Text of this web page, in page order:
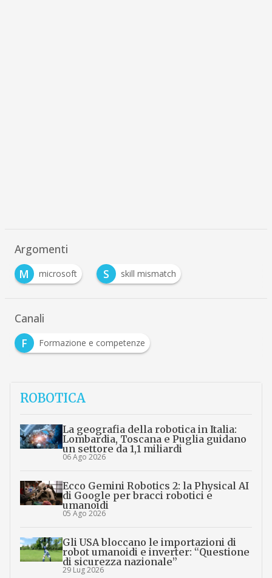
Argomenti
M
microsoft S skill mismatch
Canali
F
Formazione e competenze
ROBOTICA
La geografia della robotica in Italia:
Lombardia, Toscana e Puglia guidano
un settore da 1,1 miliardi
06 Ago 2026
Ecco Gemini Robotics 2: la Physical AI
di Google per bracci robotici e
umanoidi
05 Ago 2026
Gli USA bloccano le importazioni di
robot umanoidi e inverter: “Questione
di sicurezza nazionale”
29 Lug 2026